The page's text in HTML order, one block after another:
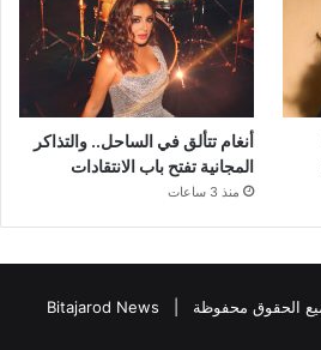
أنغام تتألق في الساحل.. والتذاكر
المجانية تفتح باب الانتقادات
منذ 3 ساعات
Bitajarod News